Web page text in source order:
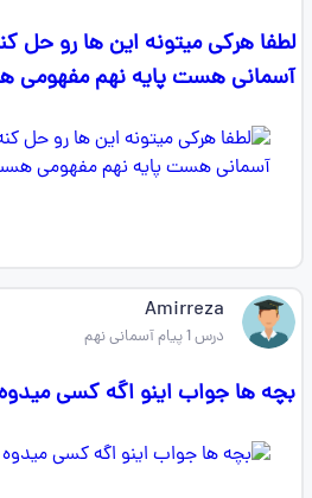
لطفا هرکی میتونه این ها رو حل
آسمانی هست پایه نهم
Amirreza
درس 1 پیام آسمانی نهم
بچه ها جواب اینو اگه کسی